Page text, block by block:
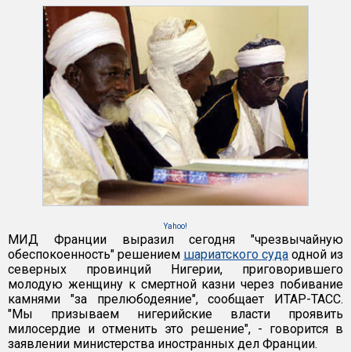
Yahoo!
МИД Франции выразил сегодня "чрезвычайную
обеспокоенность" решением шариатского суда одной из
северных провинций Нигерии, приговорившего
молодую женщину к смертной казни через побивание
камнями "за прелюбодеяние", сообщает ИТАР-ТАСС.
"Мы призываем нигерийские власти проявить
милосердие и отменить это решение", - говорится в
заявлении министерства иностранных дел Франции.